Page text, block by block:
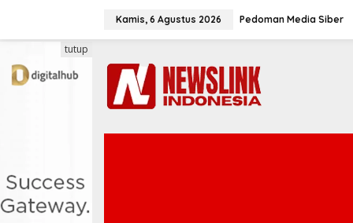
Kamis, 6 Agustus 2026 Pedoman Media Siber
tutup